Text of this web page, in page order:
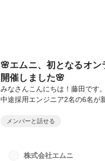
🌸エムニ、初となるオ
開催しました🌸
みなさんこんにちは！藤田です
中途採用エンジニア2名の6名が
は当日のタイムスケジュールに
開けました。開始直後の様子。
メンバーと話せる
株式会社エムニ